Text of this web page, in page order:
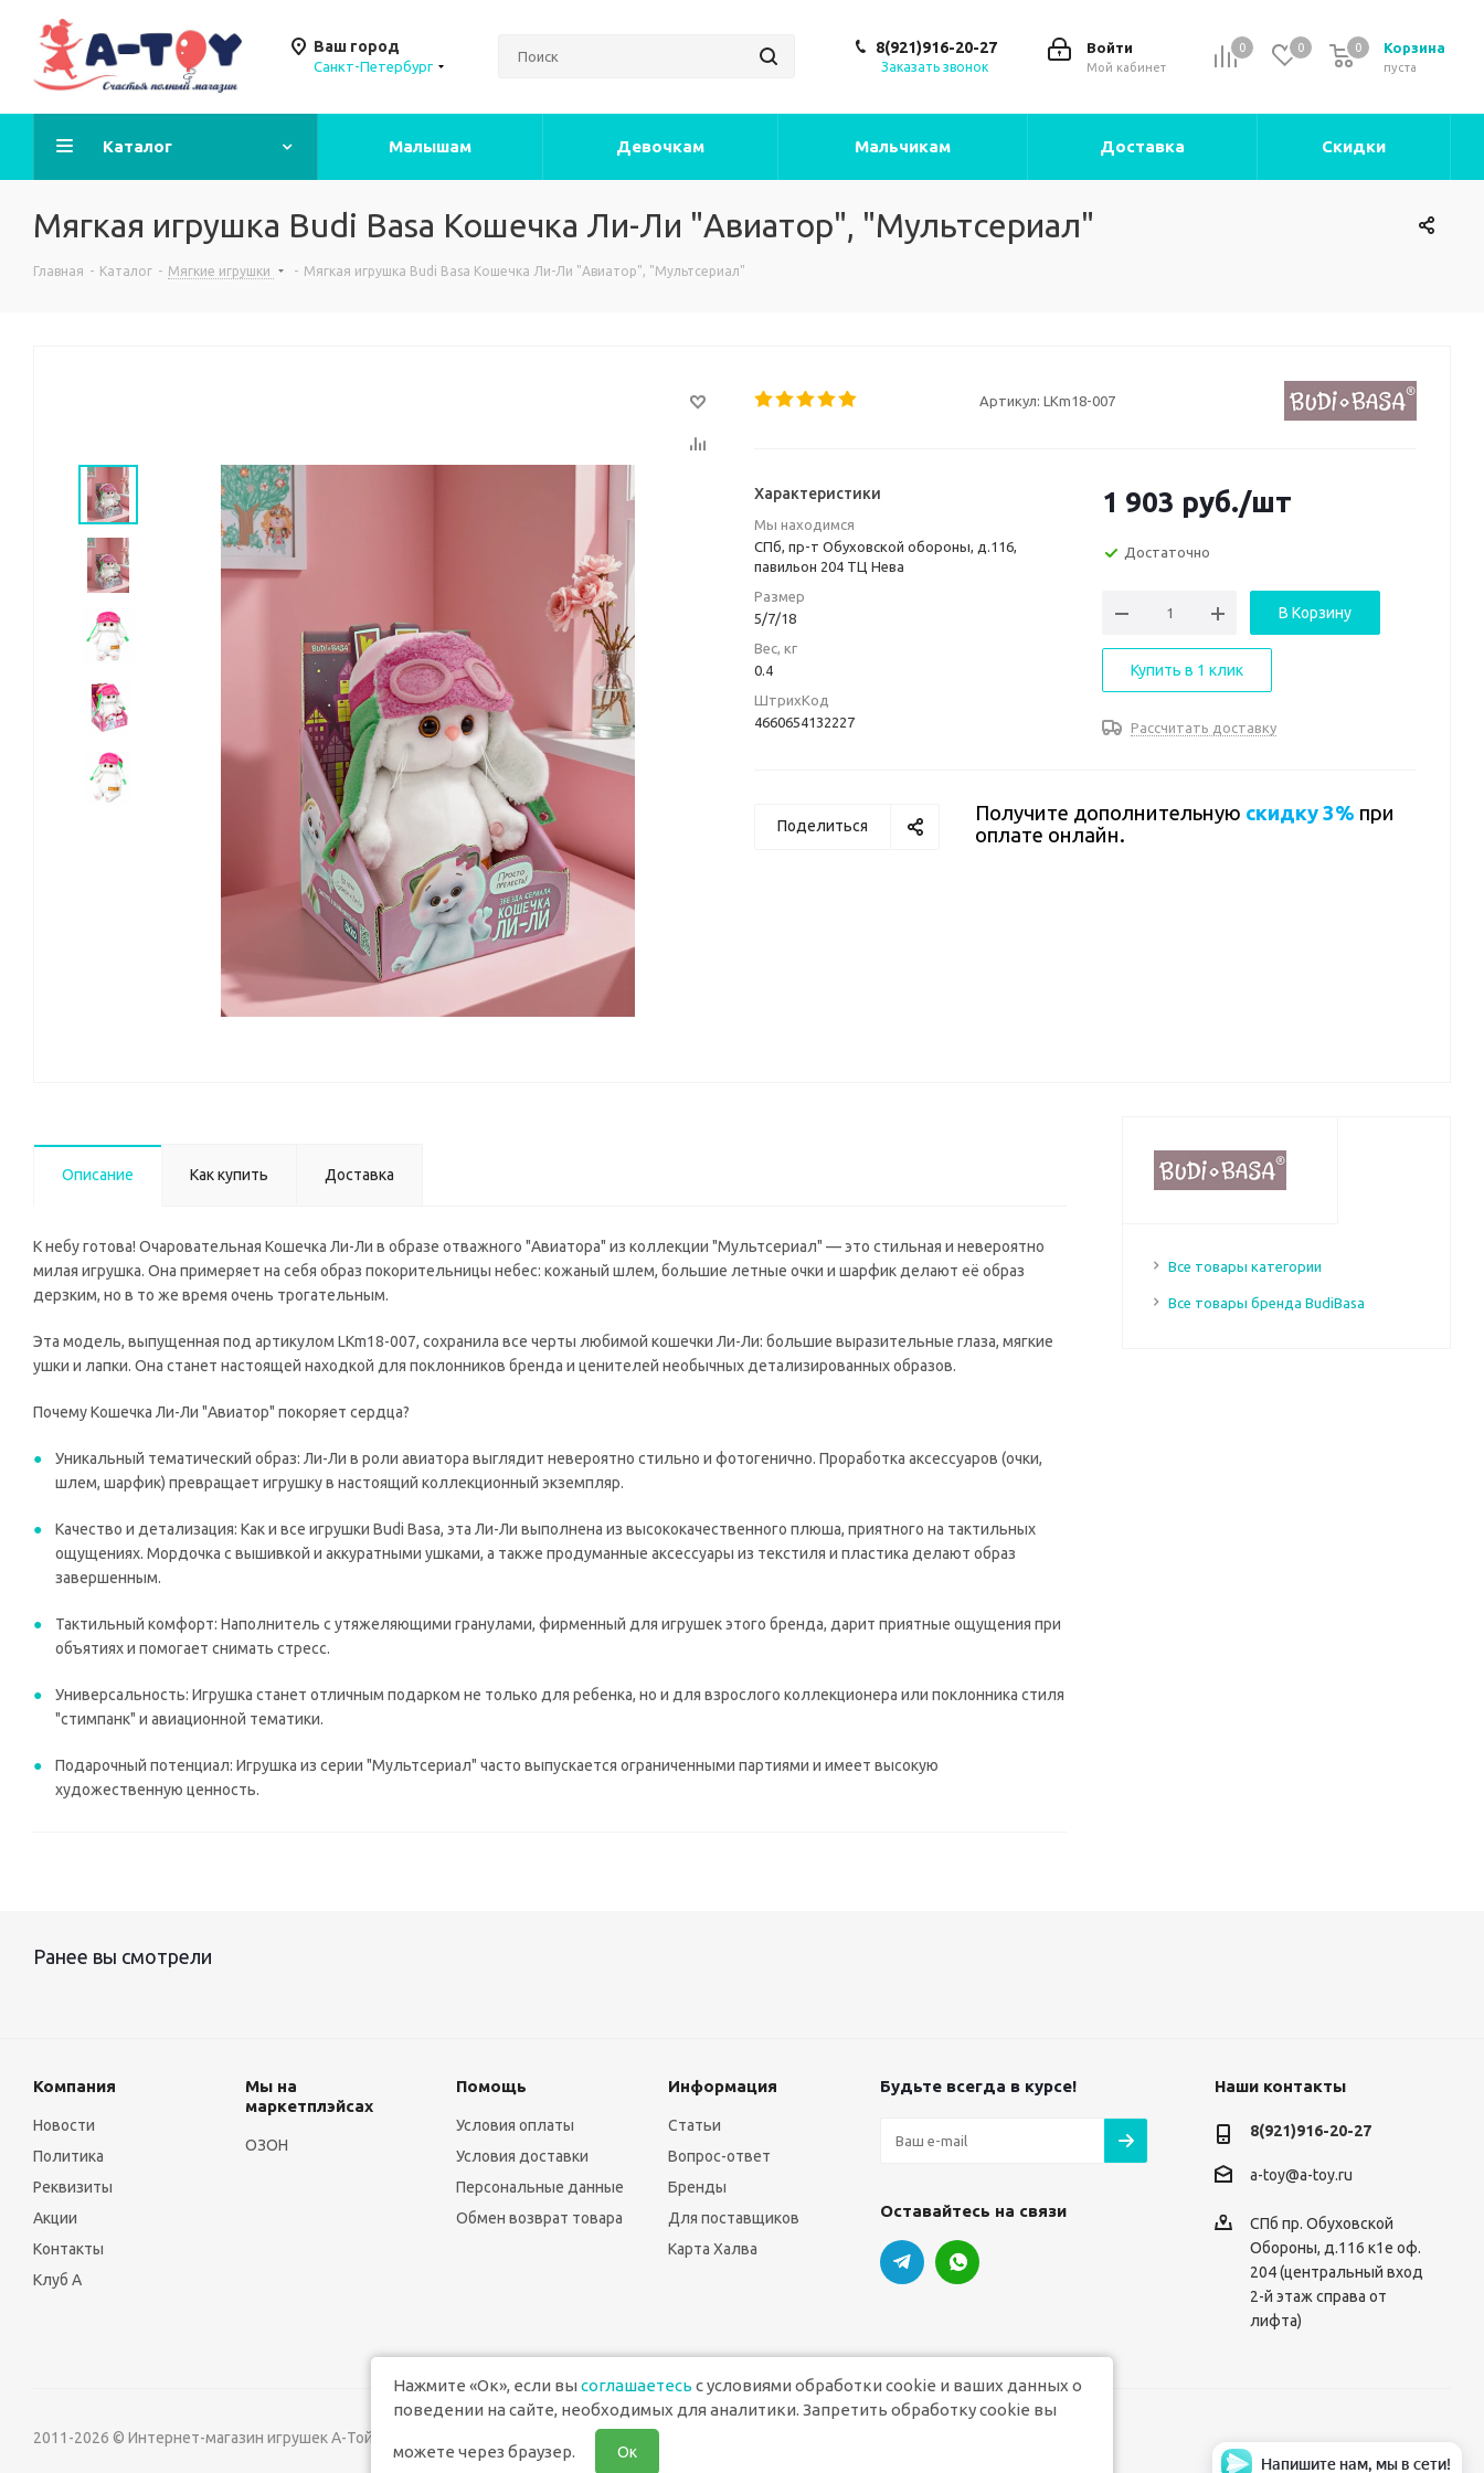
Ваш город
Санкт-Петербург
0 0 Корзина
0
пуста
0
Войти
Мой кабинет
8(921)916-20-27
Заказать звонок
Каталог Малышам Девочкам Мальчикам Доставка Скидки
Мягкая игрушка Budi Basa Кошечка Ли-Ли "Авиатор", "Мультсериал"
Главная - Каталог - Мягкие игрушки - Мягкая игрушка Budi Basa Кошечка Ли-Ли "Авиатор", "Мультсериал"
Артикул: LKm18-007
Характеристики
Мы находимся
СПб, пр-т Обуховской обороны, д.116,
павильон 204 ТЦ Нева
Размер
5/7/18
Вес, кг
0.4
ШтрихКод
4660654132227
1 903 руб./шт
Достаточно
В Корзину
Купить в 1 клик
Рассчитать доставку
Поделиться
Получите дополнительную скидку 3% при
оплате онлайн.
Описание Как купить Доставка
К небу готова! Очаровательная Кошечка Ли-Ли в образе отважного "Авиатора" из коллекции "Мультсериал" — это стильная и невероятно
милая игрушка. Она примеряет на себя образ покорительницы небес: кожаный шлем, большие летные очки и шарфик делают её образ
дерзким, но в то же время очень трогательным.
Эта модель, выпущенная под артикулом LKm18-007, сохранила все черты любимой кошечки Ли-Ли: большие выразительные глаза, мягкие
ушки и лапки. Она станет настоящей находкой для поклонников бренда и ценителей необычных детализированных образов.
Почему Кошечка Ли-Ли "Авиатор" покоряет сердца?
Уникальный тематический образ: Ли-Ли в роли авиатора выглядит невероятно стильно и фотогенично. Проработка аксессуаров (очки,
шлем, шарфик) превращает игрушку в настоящий коллекционный экземпляр.
Качество и детализация: Как и все игрушки Budi Basa, эта Ли-Ли выполнена из высококачественного плюша, приятного на тактильных
ощущениях. Мордочка с вышивкой и аккуратными ушками, а также продуманные аксессуары из текстиля и пластика делают образ
завершенным.
Тактильный комфорт: Наполнитель с утяжеляющими гранулами, фирменный для игрушек этого бренда, дарит приятные ощущения при
объятиях и помогает снимать стресс.
Универсальность: Игрушка станет отличным подарком не только для ребенка, но и для взрослого коллекционера или поклонника стиля
"стимпанк" и авиационной тематики.
Подарочный потенциал: Игрушка из серии "Мультсериал" часто выпускается ограниченными партиями и имеет высокую
художественную ценность.
Все товары категории
Все товары бренда BudiBasa
Ранее вы смотрели
Компания
Новости
Политика
Реквизиты
Акции
Контакты
Клуб А
Мы на
маркетплэйсах
ОЗОН
Помощь
Условия оплаты
Условия доставки
Персональные данные
Обмен возврат товара
Информация
Статьи
Вопрос-ответ
Бренды
Для поставщиков
Карта Халва
Будьте всегда в курсе!
Оставайтесь на связи
Наши контакты
8(921)916-20-27
a-toy@a-toy.ru
СПб пр. Обуховской
Обороны, д.116 к1е оф.
204 (центральный вход
2-й этаж справа от
лифта)
2011-2026 © Интернет-магазин игрушек А-Той
Нажмите «Ок», если вы соглашаетесь с условиями обработки cookie и ваших данных о
поведении на сайте, необходимых для аналитики. Запретить обработку cookie вы
можете через браузер. Ок
Напишите нам, мы в сети!